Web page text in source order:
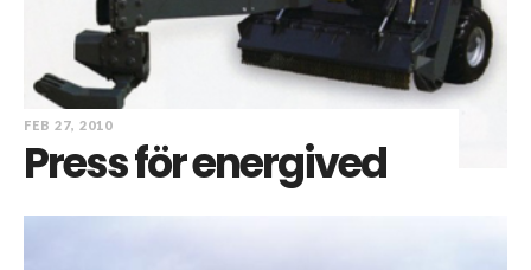
FEB 27, 2010
Press för energived